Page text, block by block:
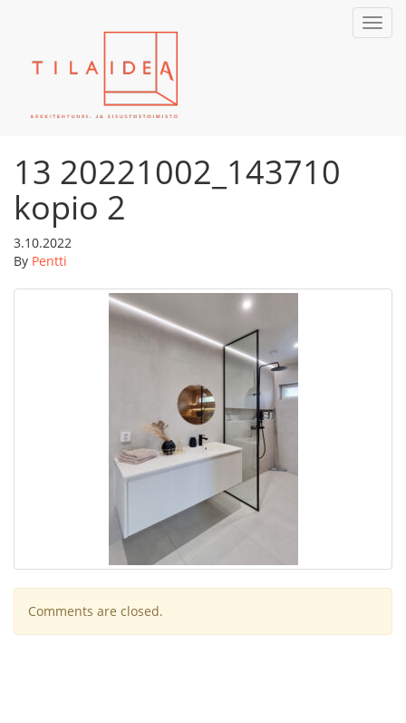
13 20221002_143710
kopio 2
3.10.2022
By Pentti
Comments are closed.